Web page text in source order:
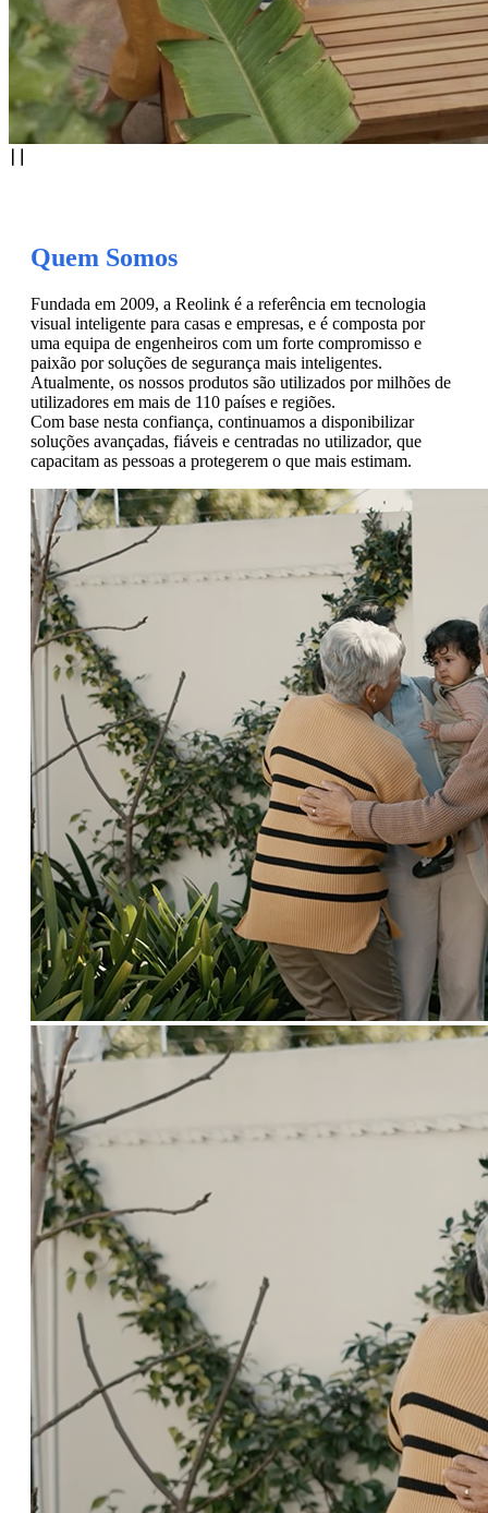
Quem Somos
Fundada em 2009, a Reolink é a referência em tecnologia
visual inteligente para casas e empresas, e é composta por
uma equipa de engenheiros com um forte compromisso e
paixão por soluções de segurança mais inteligentes.
Atualmente, os nossos produtos são utilizados por milhões de
utilizadores em mais de 110 países e regiões.
Com base nesta confiança, continuamos a disponibilizar
soluções avançadas, fiáveis e centradas no utilizador, que
capacitam as pessoas a protegerem o que mais estimam.